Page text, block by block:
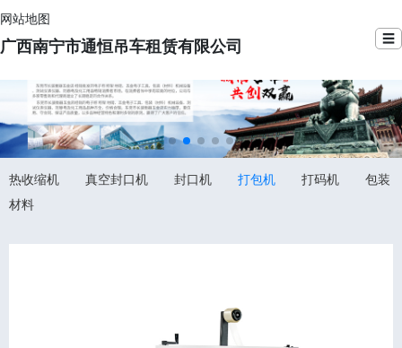
网站地图
广西南宁市通恒吊车租赁有限公司 ☰
热收缩机 真空封口机 封口机 打包机 打码机
包装
材料